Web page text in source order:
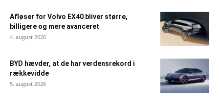
Afløser for Volvo EX40 bliver større,
billigere og mere avanceret
4. august 2026
BYD hævder, at de har verdensrekord i
rækkevidde
5. august 2026